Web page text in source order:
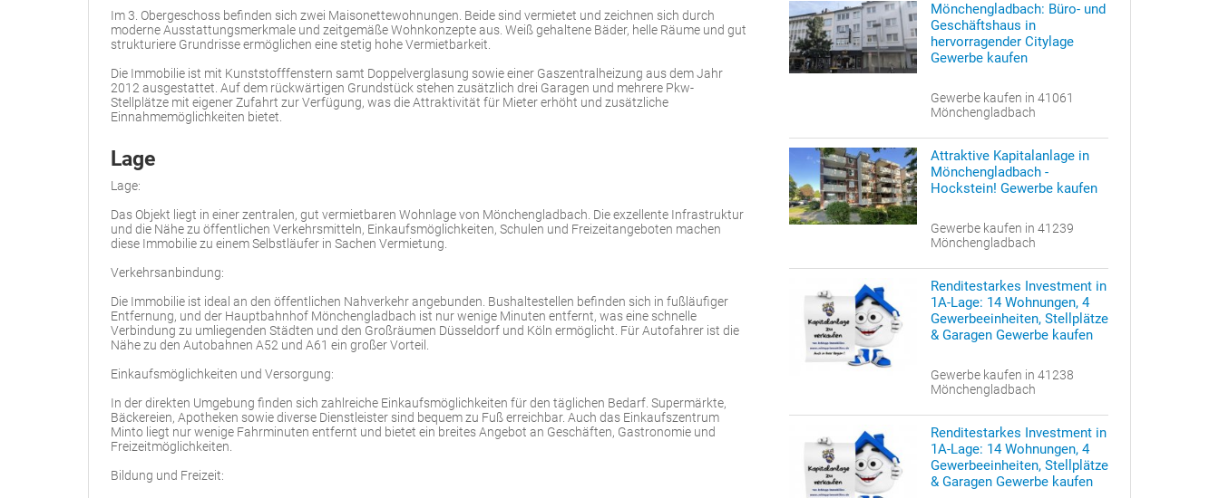
Im 3. Obergeschoss befinden sich zwei Maisonettewohnungen. Beide sind vermietet und zeichnen sich durch
moderne Ausstattungsmerkmale und zeitgemäße Wohnkonzepte aus. Weiß gehaltene Bäder, helle Räume und gut
strukturiere Grundrisse ermöglichen eine stetig hohe Vermietbarkeit.
Die Immobilie ist mit Kunststofffenstern samt Doppelverglasung sowie einer Gaszentralheizung aus dem Jahr
2012 ausgestattet. Auf dem rückwärtigen Grundstück stehen zusätzlich drei Garagen und mehrere Pkw-
Stellplätze mit eigener Zufahrt zur Verfügung, was die Attraktivität für Mieter erhöht und zusätzliche
Einnahmemöglichkeiten bietet.
Lage
Lage:
Das Objekt liegt in einer zentralen, gut vermietbaren Wohnlage von Mönchengladbach. Die exzellente Infrastruktur
und die Nähe zu öffentlichen Verkehrsmitteln, Einkaufsmöglichkeiten, Schulen und Freizeitangeboten machen
diese Immobilie zu einem Selbstläufer in Sachen Vermietung.
Verkehrsanbindung:
Die Immobilie ist ideal an den öffentlichen Nahverkehr angebunden. Bushaltestellen befinden sich in fußläufiger
Entfernung, und der Hauptbahnhof Mönchengladbach ist nur wenige Minuten entfernt, was eine schnelle
Verbindung zu umliegenden Städten und den Großräumen Düsseldorf und Köln ermöglicht. Für Autofahrer ist die
Nähe zu den Autobahnen A52 und A61 ein großer Vorteil.
Einkaufsmöglichkeiten und Versorgung:
In der direkten Umgebung finden sich zahlreiche Einkaufsmöglichkeiten für den täglichen Bedarf. Supermärkte,
Bäckereien, Apotheken sowie diverse Dienstleister sind bequem zu Fuß erreichbar. Auch das Einkaufszentrum
Minto liegt nur wenige Fahrminuten entfernt und bietet ein breites Angebot an Geschäften, Gastronomie und
Freizeitmöglichkeiten.
Bildung und Freizeit:
Mönchengladbach: Büro- und
Geschäftshaus in
hervorragender Citylage
Gewerbe kaufen
Gewerbe kaufen in 41061
Mönchengladbach
Attraktive Kapitalanlage in
Mönchengladbach -
Hockstein! Gewerbe kaufen
Gewerbe kaufen in 41239
Mönchengladbach
Renditestarkes Investment in
1A-Lage: 14 Wohnungen, 4
Gewerbeeinheiten, Stellplätze
& Garagen Gewerbe kaufen
Gewerbe kaufen in 41238
Mönchengladbach
Renditestarkes Investment in
1A-Lage: 14 Wohnungen, 4
Gewerbeeinheiten, Stellplätze
& Garagen Gewerbe kaufen